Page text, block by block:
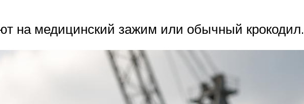
на медицинский зажим или обычный крокодил.